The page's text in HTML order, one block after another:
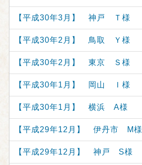
【平成30年3月】 神戸 Ｔ様
【平成30年2月】 鳥取 Ｙ様
【平成30年2月】 東京 Ｓ様
【平成30年1月】 岡山 Ｉ様
【平成30年1月】 横浜 A様
【平成29年12月】 伊丹市 M様
【平成29年12月】 神戸 S様